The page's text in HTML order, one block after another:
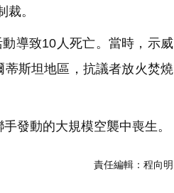
。
導致10人死亡。當時，示威
斯坦地區，抗議者放火焚燒
發動的大規模空襲中喪生。
責任編輯： 程向明